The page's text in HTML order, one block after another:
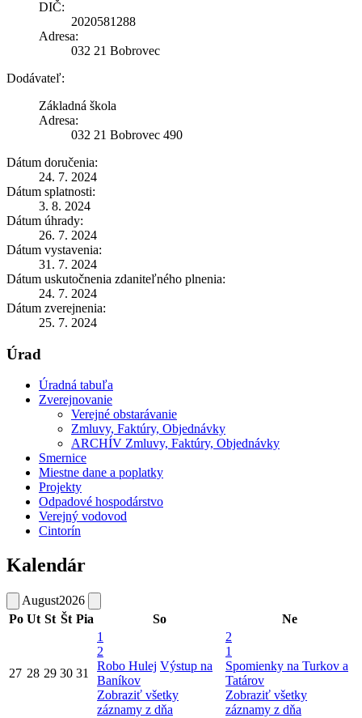
DIČ:
2020581288
Adresa:
032 21 Bobrovec
Dodávateľ:
Základná škola
Adresa:
032 21 Bobrovec 490
Dátum doručenia:
24. 7. 2024
Dátum splatnosti:
3. 8. 2024
Dátum úhrady:
26. 7. 2024
Dátum vystavenia:
31. 7. 2024
Dátum uskutočnenia zdaniteľného plnenia:
24. 7. 2024
Dátum zverejnenia:
25. 7. 2024
Úrad
Úradná tabuľa
Zverejnovanie
Verejné obstarávanie
Zmluvy, Faktúry, Objednávky
ARCHÍV Zmluvy, Faktúry, Objednávky
Smernice
Miestne dane a poplatky
Projekty
Odpadové hospodárstvo
Verejný vodovod
Cintorín
Kalendár
August2026
Po Ut St Št Pia So Ne
27 28 29 30 31
1
2
Robo Hulej Výstup na
Baníkov
Zobraziť všetky
záznamy z dňa
2
1
Spomienky na Turkov a
Tatárov
Zobraziť všetky
záznamy z dňa